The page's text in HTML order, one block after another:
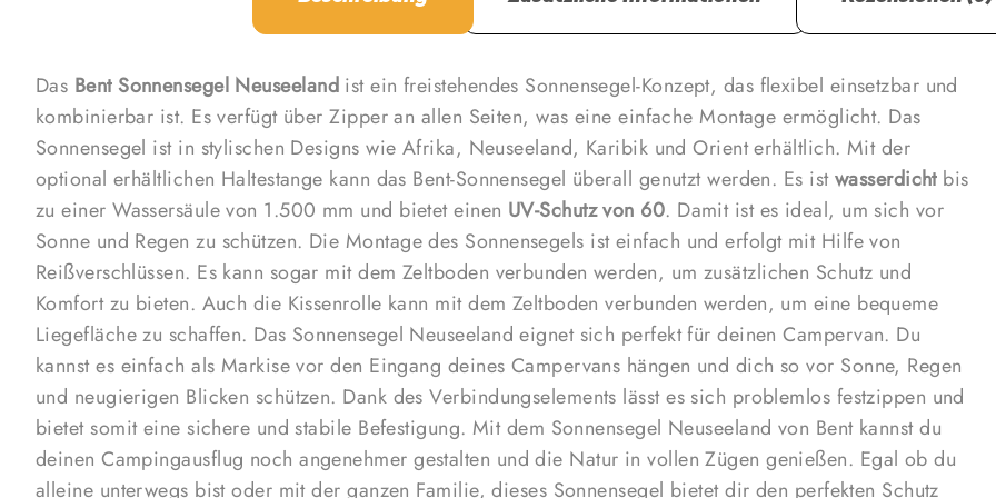
Damit
Die
von
bieten.
werden,
deines
lässt es
und
Bent
gestalten
alleine
Das Bent Sonnensegel Neuseeland ist ein freistehendes Sonnensegel-Konzept, das flexibel einsetzbar und
kombinierbar ist. Es verfügt über Zipper an allen Seiten, was eine einfache Montage ermöglicht. Das
Sonnensegel ist in stylischen Designs wie Afrika, Neuseeland, Karibik und Orient erhältlich. Mit der
optional erhältlichen Haltestange kann das Bent-Sonnensegel überall genutzt werden. Es istwasserdichtbis
zu einer Wassersäule von 1.500 mm und bietet einen UV-Schutz von 60. Damit ist es ideal, um sich vor
Sonne und Regen zu schützen. Die Montage des Sonnensegels ist einfach und erfolgt mit Hilfe von
Reißverschlüssen. Es kann sogar mit dem Zeltboden verbunden werden, um zusätzlichen Schutz und
Komfort zu bieten. Auch die Kissenrolle kann mit dem Zeltboden verbunden werden, um eine bequeme
Liegefläche zu schaffen. Das Sonnensegel Neuseeland eignet sich perfekt für deinen Campervan. Du
kannst es einfach als Markise vor den Eingang deines Campervans hängen und dich so vor Sonne, Regen
und neugierigen Blicken schützen. Dank des Verbindungselements lässt es sich problemlos festzippen und
bietet somit eine sichere und stabile Befestigung. Mit dem Sonnensegel Neuseeland von Bent kannst du
deinen Campingausflug noch angenehmer gestalten und die Natur in vollen Zügen genießen. Egal ob du
alleine unterwegs bist oder mit der ganzen Familie, dieses Sonnensegel bietet dir den perfekten Schutz